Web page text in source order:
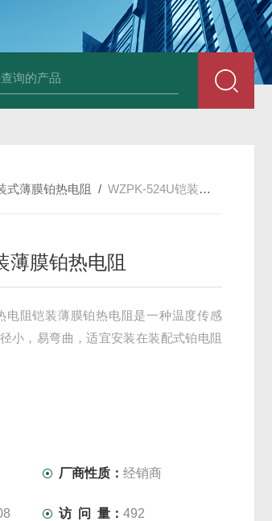
731套管式热电阻 塑料液面计
式薄膜铂热电阻 /WZPK-524U铠装薄膜铂热电阻
薄膜铂热电阻
电阻铠装薄膜铂热电阻是一种温度传感
小，易弯曲，适宜安装在装配式铂电阻
厂商性质：经销商
访 问 量：492